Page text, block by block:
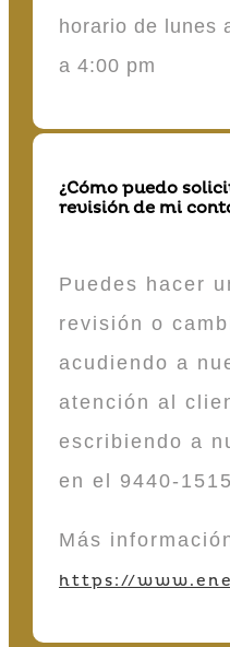
horario de lunes
a 4:00 pm
¿Cómo puedo
revisión de mi
Puedes hacer
revisión o
acudiendo a
atención al
escribiendo a
en el 9440-
Más
https://